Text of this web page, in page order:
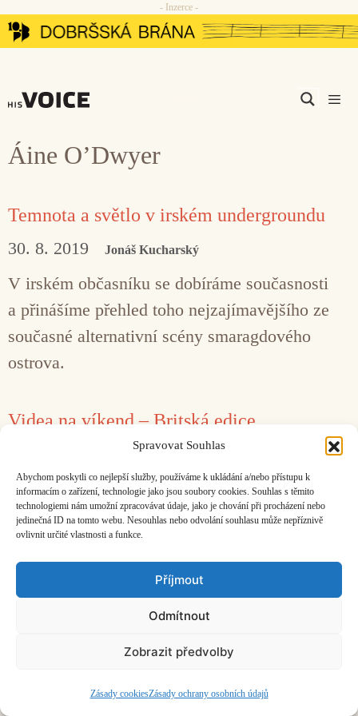
Spravovat Souhlas
Abychom poskytli co nejlepší služby, používáme k ukládání a/nebo přístupu k
informacím o zařízení, technologie jako jsou soubory cookies. Souhlas s těmito
technologiemi nám umožní zpracovávat údaje, jako je chování při procházení nebo
jedinečná ID na tomto webu. Nesouhlas nebo odvolání souhlasu může nepříznivě
ovlivnit určité vlastnosti a funkce.
Příjmout
Odmítnout
Zobrazit předvolby
Zásady cookiesZásady ochrany osobních údajů
Přeskočit
na
- Inzerce -
Áine O’Dwyer
Temnota a světlo v irském undergroundu
30. 8. 2019 Jonáš Kucharský
V irském občasníku se dobíráme současnosti
a přinášíme přehled toho nejzajímavějšího ze
současné alternativní scény smaragdového
ostrova.
Videa na víkend – Britská edice
Matěj Kratochvíl
Víkendová videa věnujeme Velké Británii.
ČASOPIS O JINÉ HUDBĚ | vydáváHudební informační středisko